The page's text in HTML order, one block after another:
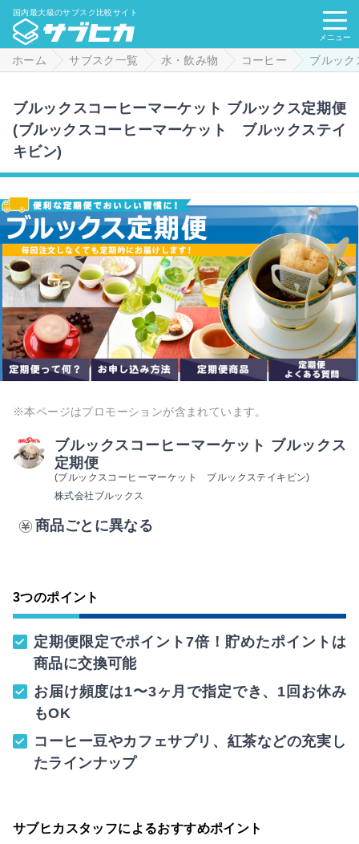
国内最大級のサブスク比較サイト
メニュー
ホーム サブスク一覧 水・飲み物 コーヒー ブルッ
ブルックスコーヒーマーケット ブルックス定期便
(ブルックスコーヒーマーケット ブルックステイ
キビン)
※本ページはプロモーションが含まれています。
ブルックスコーヒーマーケット ブルックス
定期便
(ブルックスコーヒーマーケット ブルックステイキビン)
株式会社ブルックス
商品ごとに異なる
3つのポイント
定期便限定でポイント7倍！貯めたポイントは
商品に交換可能
お届け頻度は1〜3ヶ月で指定でき、1回お休み
もOK
コーヒー豆やカフェサプリ、紅茶などの充実し
たラインナップ
サブヒカスタッフによるおすすめポイント